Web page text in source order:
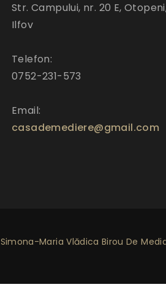
Str. Campului, nr. 20 E,
Ilfov
Telefon:
0752-231-573
Email:
casademediere@gmail.com
Simona-Maria Vlădica Birou De